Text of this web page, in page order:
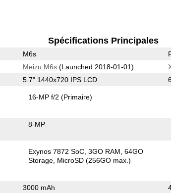
Spécifications Principales
M6s
Meizu M6s(Launched 2018-01-01)
5.7" 1440x720 IPS LCD
16-MP f/2(Primaire)
8-MP
Exynos 7872 SoC 3GO RAM 64GO
Storage MicroSD (256GO max.)
3000 mAh